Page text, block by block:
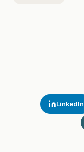
LinkedIn